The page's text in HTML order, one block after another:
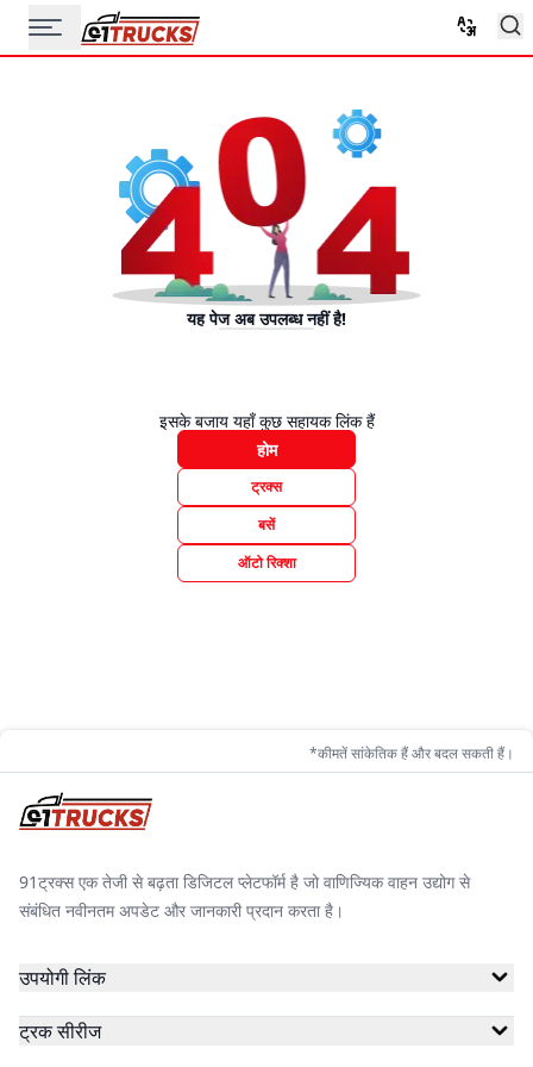
यह पेज अब उपलब्ध नहीं है!
इसके बजाय यहाँ कुछ सहायक लिंक हैं
होम
ट्रक्स
बसें
ऑटो रिक्शा
*कीमतें सांकेतिक हैं और बदल सकती हैं।
91ट्रक्स एक तेजी से बढ़ता डिजिटल प्लेटफॉर्म है जो वाणिज्यिक वाहन उद्योग से
संबंधित नवीनतम अपडेट और जानकारी प्रदान करता है।
उपयोगी लिंक
ट्रक सीरीज